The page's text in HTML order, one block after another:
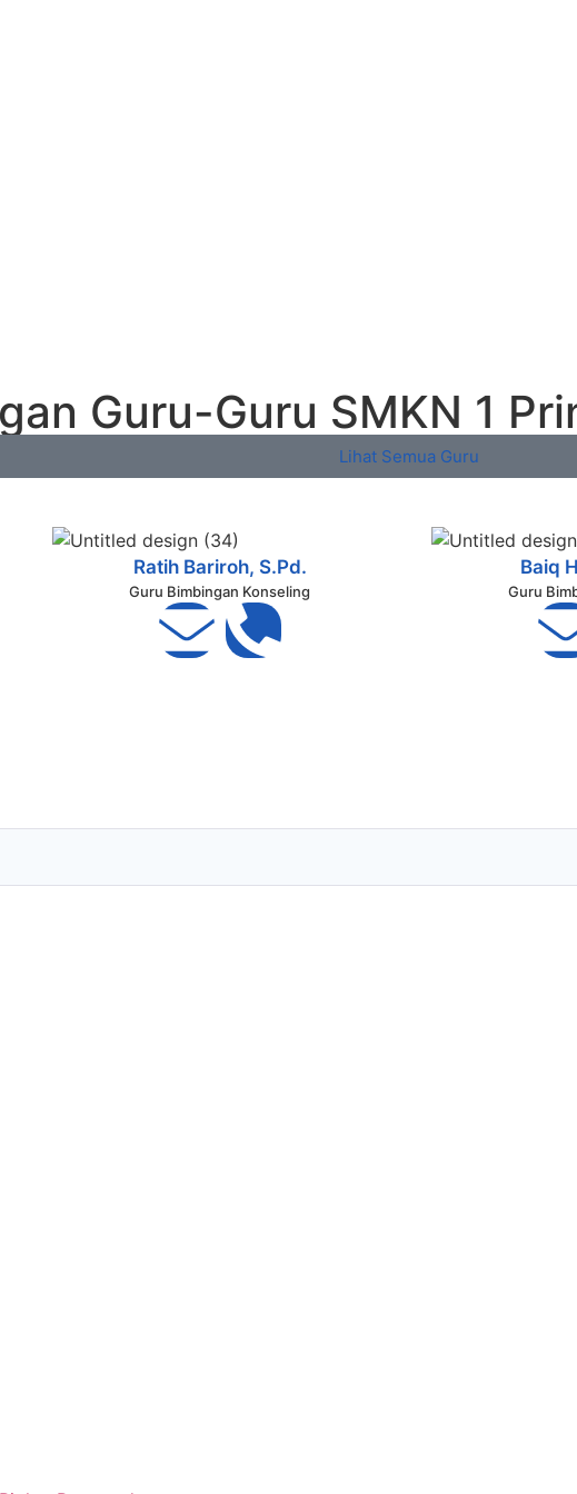
Guru-Guru SMKN 1
Lihat Semua Guru
Ratih Bariroh, S.Pd.
Guru Bimbingan Konseling
Baiq
Guru